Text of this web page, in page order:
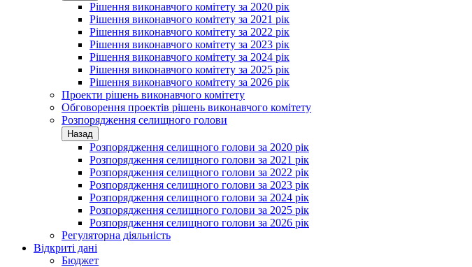
Рішення виконавчого комітету за 2020 рік
Рішення виконавчого комітету за 2021 рік
Рішення виконавчого комітету за 2022 рік
Рішення виконавчого комітету за 2023 рік
Рішення виконавчого комітету за 2024 рік
Рішення виконавчого комітету за 2025 рік
Рішення виконавчого комітету за 2026 рік
Проекти рішень виконавчого комітету
Обговорення проектів рішень виконавчого комітету
Розпорядження селищного голови
Назад
Розпорядження селищного голови за 2020 рік
Розпорядження селищного голови за 2021 рік
Розпорядження селищного голови за 2022 рік
Розпорядження селищного голови за 2023 рік
Розпорядження селищного голови за 2024 рік
Розпорядження селищного голови за 2025 рік
Розпорядження селищного голови за 2026 рік
Регуляторна діяльність
Відкриті дані
Бюджет